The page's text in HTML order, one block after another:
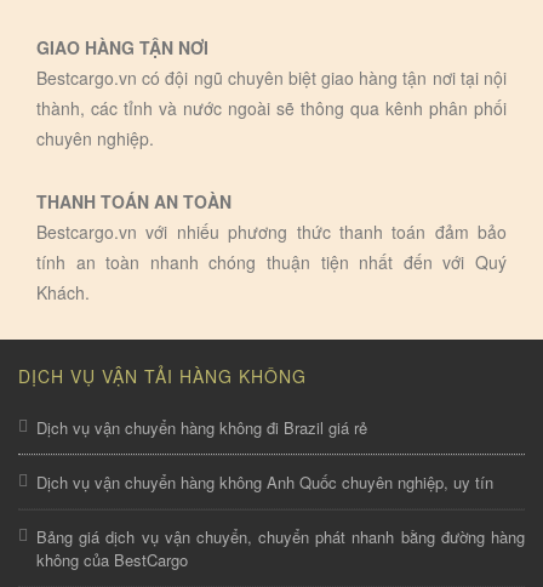
GIAO HÀNG TẬN NƠI
Bestcargo.vn có đội ngũ chuyên biệt giao hàng tận nơi tại nội
thành, các tỉnh và nước ngoài sẽ thông qua kênh phân phối
chuyên nghiệp.
THANH TOÁN AN TOÀN
Bestcargo.vn với nhiếu phương thức thanh toán đảm bảo
tính an toàn nhanh chóng thuận tiện nhất đến với Quý
Khách.
DỊCH VỤ VẬN TẢI HÀNG KHÔNG
Dịch vụ vận chuyển hàng không đi Brazil giá rẻ
Dịch vụ vận chuyển hàng không Anh Quốc chuyên nghiệp, uy tín
Bảng giá dịch vụ vận chuyển, chuyển phát nhanh bằng đường hàng
không của BestCargo